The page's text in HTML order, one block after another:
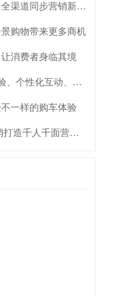
数字时代，VR虚拟展会打造全渠道同步营销新模式
购物带来更多商机
消费者身临其境
元宇宙虚拟展厅：沉浸式体验、个性化互动、全新展示
一样的购车体验
“互联网+”时代，3D全景营销打造千人千面营销点